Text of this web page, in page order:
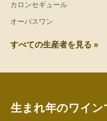
カロンセギュール
オーパスワン
すべての生産者を見る »
生まれ年のワイン